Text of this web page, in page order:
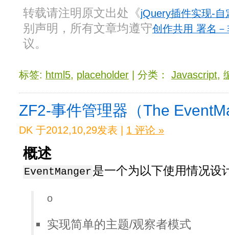
转载请注明原文出处《jQuery插件实现-自
别声明，所有文章均遵守创作共用 署名
议。
标签: html5, placeholder | 分类： Javascript,
ZF2-事件管理器（The
DK 于2012,10,29发表 | 1 评论 »
概述
EventManger是一个为以下使用情况设
o
实现简单的主题/观察者模式